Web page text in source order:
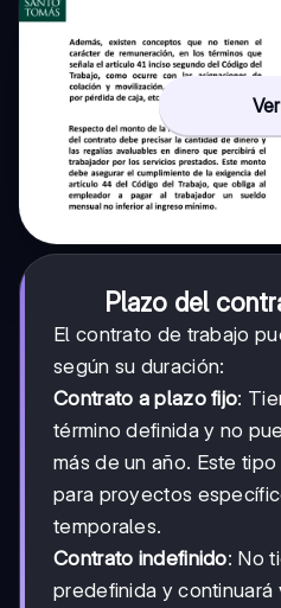
Ver
Plazo del
El contrato de trabajo
según su duración:
Contrato a plazo fijo:
término definida y no
más de un año. Este
para proyectos
temporales.
Contrato indefinido: No
predefinida y continuará